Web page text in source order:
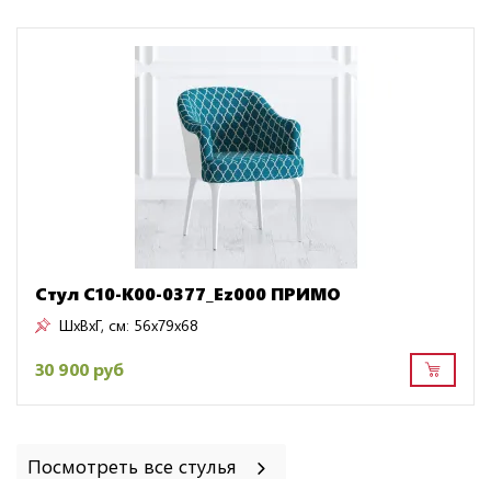
Стул C10-K00-0377_Ez000 ПРИМО
ШxВxГ, см: 56x79x68
30 900 руб
Посмотреть все стулья